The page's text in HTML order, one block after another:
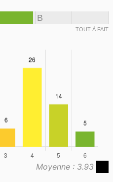
B
TOUT À FAIT
Moyenne : 3.93